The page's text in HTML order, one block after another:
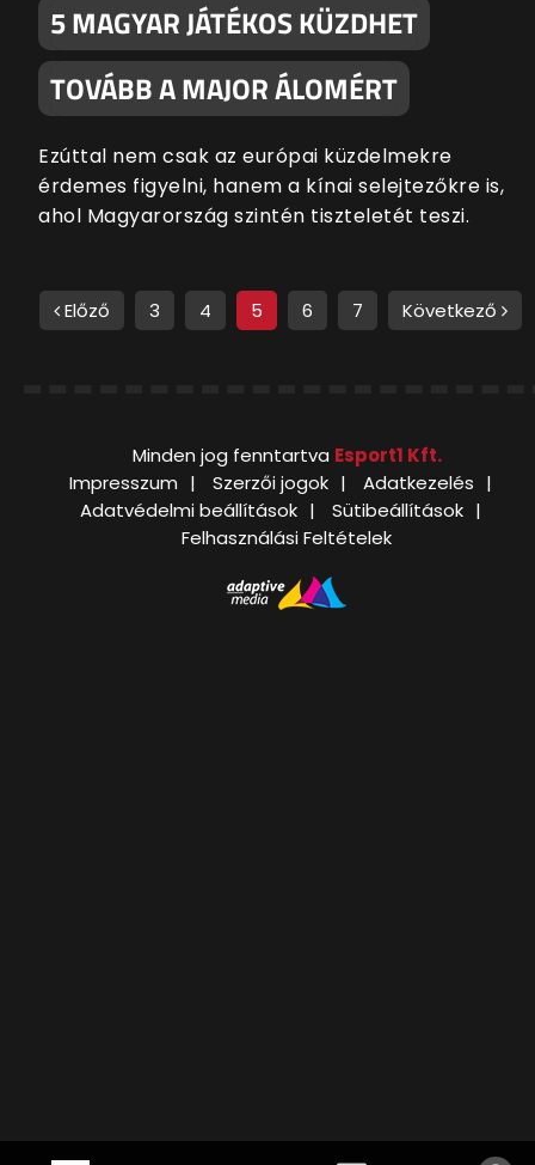
5 MAGYAR JÁTÉKOS KÜZDHET
TOVÁBB A MAJOR ÁLOMÉRT
Ezúttal nem csak az európai küzdelmekre
érdemes figyelni, hanem a kínai selejtezőkre is,
ahol Magyarország szintén tiszteletét teszi.
Előző 3 4 5 6 7 Következő
Minden jog fenntartva Esport1 Kft.
Impresszum
Szerzői jogok
Adatkezelés
Adatvédelmi beállítások
Sütibeállítások
Felhasználási Feltételek